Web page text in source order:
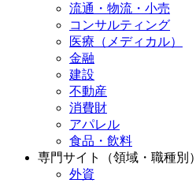
流通・物流・小売
コンサルティング
医療（メディカル）
金融
建設
不動産
消費財
アパレル
食品・飲料
専門サイト（領域・職種別）
外資